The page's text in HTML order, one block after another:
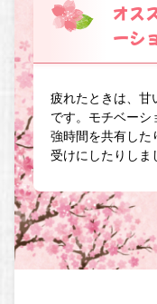
オス
ーシ
疲れたときは、甘
です。モチベーシ
強時間を共有した
受けにしたりしま